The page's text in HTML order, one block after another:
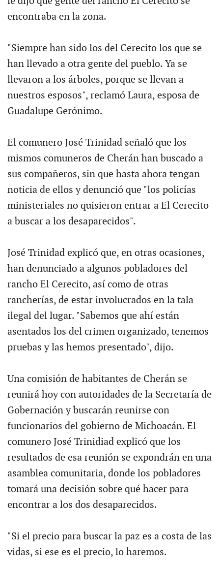
encontraba en la zona.
"Siempre han sido los del Cerecito los que se
han llevado a otra gente del pueblo. Ya se
llevaron a los árboles, porque se llevan a
nuestros esposos", reclamó Laura, esposa de
Guadalupe Gerónimo.
El comunero José Trinidad señaló que los
mismos comuneros de Cherán han buscado a
sus compañeros, sin que hasta ahora tengan
noticia de ellos y denunció que "los policías
ministeriales no quisieron entrar a El Cerecito
a buscar a los desaparecidos".
José Trinidad explicó que, en otras ocasiones,
han denunciado a algunos pobladores del
rancho El Cerecito, así como de otras
rancherías, de estar involucrados en la tala
ilegal del lugar. "Sabemos que ahí están
asentados los del crimen organizado, tenemos
pruebas y las hemos presentado", dijo.
Una comisión de habitantes de Cherán se
reunirá hoy con autoridades de la Secretaría de
Gobernación y buscarán reunirse con
funcionarios del gobierno de Michoacán. El
comunero José Trinidiad explicó que los
resultados de esa reunión se expondrán en una
asamblea comunitaria, donde los pobladores
tomará una decisión sobre qué hacer para
encontrar a los dos desaparecidos.
"Si el precio para buscar la paz es a costa de las
vidas, si ese es el precio, lo haremos.